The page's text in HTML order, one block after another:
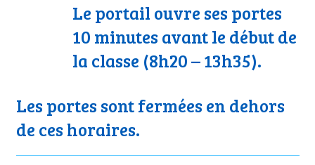
Le portail ouvre ses portes
10 minutes avant le début de
la classe (8h20 – 13h35).
Les portes sont fermées en dehors
de ces horaires.